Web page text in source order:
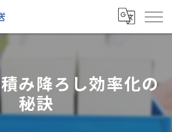
み降ろし効率化の
秘訣